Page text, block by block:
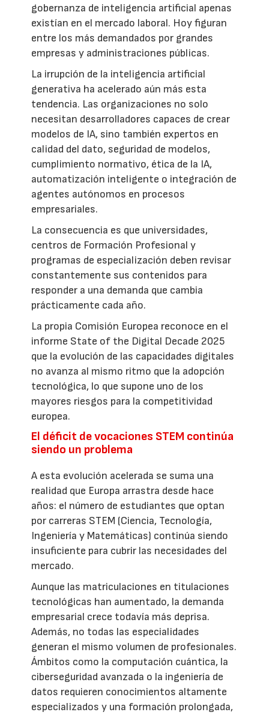
gobernanza de inteligencia artificial apenas
existían en el mercado laboral. Hoy figuran
entre los más demandados por grandes
empresas y administraciones públicas.
La irrupción de la inteligencia artificial
generativa ha acelerado aún más esta
tendencia. Las organizaciones no solo
necesitan desarrolladores capaces de crear
modelos de IA, sino también expertos en
calidad del dato, seguridad de modelos,
cumplimiento normativo, ética de la IA,
automatización inteligente o integración de
agentes autónomos en procesos
empresariales.
La consecuencia es que universidades,
centros de Formación Profesional y
programas de especialización deben revisar
constantemente sus contenidos para
responder a una demanda que cambia
prácticamente cada año.
La propia Comisión Europea reconoce en el
informe State of the Digital Decade 2025
que la evolución de las capacidades digitales
no avanza al mismo ritmo que la adopción
tecnológica, lo que supone uno de los
mayores riesgos para la competitividad
europea.
El déficit de vocaciones STEM continúa
siendo un problema
A esta evolución acelerada se suma una
realidad que Europa arrastra desde hace
años: el número de estudiantes que optan
por carreras STEM (Ciencia, Tecnología,
Ingeniería y Matemáticas) continúa siendo
insuficiente para cubrir las necesidades del
mercado.
Aunque las matriculaciones en titulaciones
tecnológicas han aumentado, la demanda
empresarial crece todavía más deprisa.
Además, no todas las especialidades
generan el mismo volumen de profesionales.
Ámbitos como la computación cuántica, la
ciberseguridad avanzada o la ingeniería de
datos requieren conocimientos altamente
especializados y una formación prolongada,